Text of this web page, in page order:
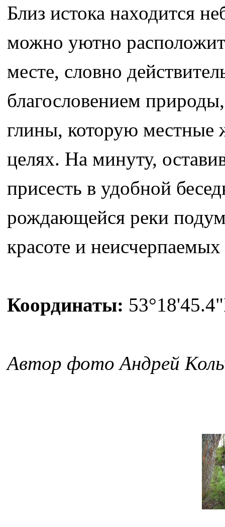
Близ истока находится
можно уютно
месте, словно
благословением
глины, которую местные
целях. На минуту,
присесть в удобной
рождающейся реки
красоте и неисчерпаемых
Координаты:
Автор фото Андрей